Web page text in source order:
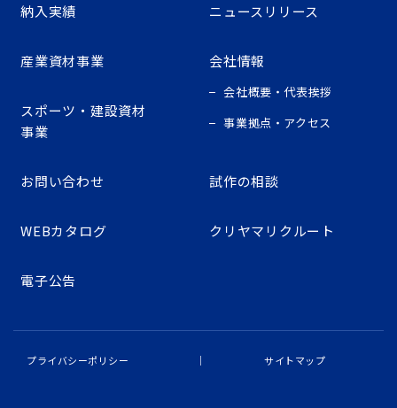
納入実績 ニュースリリース
産業資材事業
スポーツ・建設資材
事業
会社情報
会社概要・代表挨拶
事業拠点・アクセス
お問い合わせ 試作の相談
WEBカタログ クリヤマリクルート
電子公告
プライバシーポリシー サイトマップ